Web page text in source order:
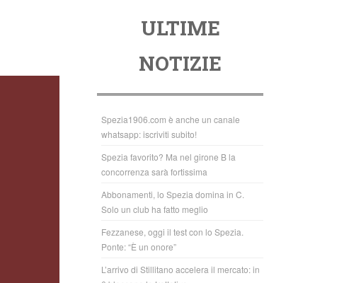
o
o
k
tt
er
at
s
A
p
p
ULTIME
NOTIZIE
Spezia1906.com è anche un canale
whatsapp: iscriviti subito!
Spezia favorito? Ma nel girone B la
concorrenza sarà fortissima
Abbonamenti, lo Spezia domina in C.
Solo un club ha fatto meglio
Fezzanese, oggi il test con lo Spezia.
Ponte: “È un onore”
L’arrivo di Stillitano accelera il mercato: in